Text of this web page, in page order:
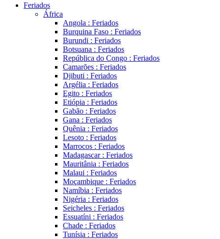
Feriados
África
Angola : Feriados
Burquina Faso : Feriados
Burundi : Feriados
Botsuana : Feriados
República do Congo : Feriados
Camarões : Feriados
Djibuti : Feriados
Argélia : Feriados
Egito : Feriados
Etiópia : Feriados
Gabão : Feriados
Gana : Feriados
Quênia : Feriados
Lesoto : Feriados
Marrocos : Feriados
Madagascar : Feriados
Mauritânia : Feriados
Malaui : Feriados
Moçambique : Feriados
Namíbia : Feriados
Nigéria : Feriados
Seicheles : Feriados
Essuatíni : Feriados
Chade : Feriados
Tunísia : Feriados